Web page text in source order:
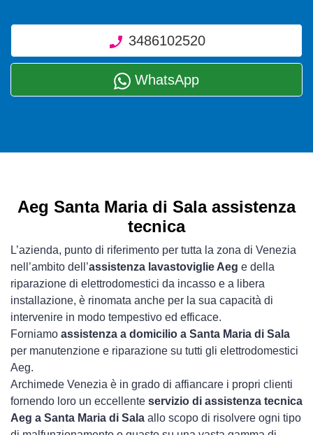
3486102520
WhatsApp
Aeg Santa Maria di Sala assistenza
tecnica
L’azienda, punto di riferimento per tutta la zona di Venezia
nell’ambito dell’assistenza lavastoviglie Aeg e della
riparazione di elettrodomestici da incasso e a libera
installazione, è rinomata anche per la sua capacità di
intervenire in modo tempestivo ed efficace.
Forniamo assistenza a domicilio a Santa Maria di Sala
per manutenzione e riparazione su tutti gli elettrodomestici
Aeg.
Archimede Venezia è in grado di affiancare i propri clienti
fornendo loro un eccellente servizio di assistenza tecnica
Aeg a Santa Maria di Sala allo scopo di risolvere ogni tipo